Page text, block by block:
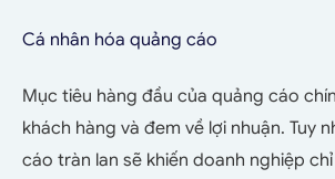
Cá nhân hóa quảng cáo
Mục tiêu hàng đầu của quảng cáo
khách hàng và đem về lợi nhuận. Tuy
cáo tràn lan sẽ khiến doanh nghiệp